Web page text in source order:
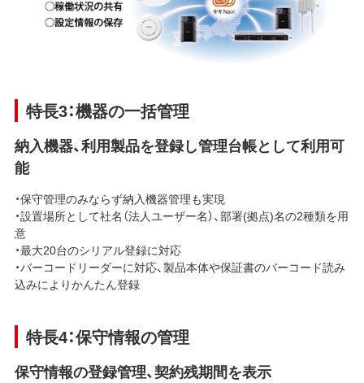
特長3：機器の一括管理
納入機器、利用製品を登録し管理台帳として利用可
能
・保守管理のみならず納入機器管理も実現
・設置場所として社名（法人ユーザー名）、部署(拠点)名の2種類を用
意
・最大20台のシリアル登録に対応
・バーコードリーダーに対応、製品本体や保証書のバーコード読み
込みによりかんたん登録
特長4：保守情報の管理
保守情報の登録管理、契約残期間を表示